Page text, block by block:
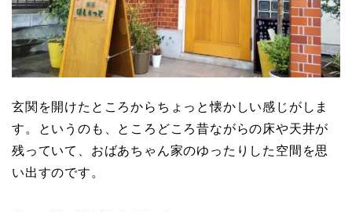
玄関を開けたところからちょっと懐かしい感じがしま
す。というのも、ところどころ昔ながらの床や天井が
残っていて、おばあちゃん家のゆったりした空間を思
い出すのです。